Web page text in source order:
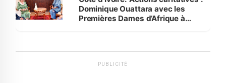
Dominique Ouattara avec les
Premières Dames d’Afrique à
PUBLICITÉ